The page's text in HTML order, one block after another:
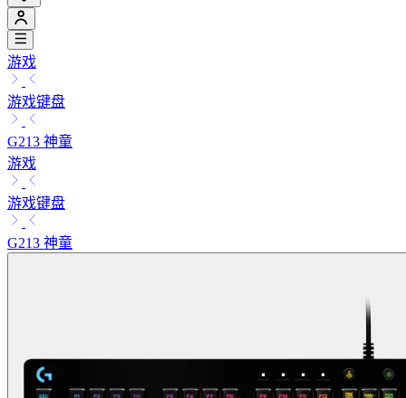
游戏
游戏键盘
G213 神童
游戏
游戏键盘
G213 神童